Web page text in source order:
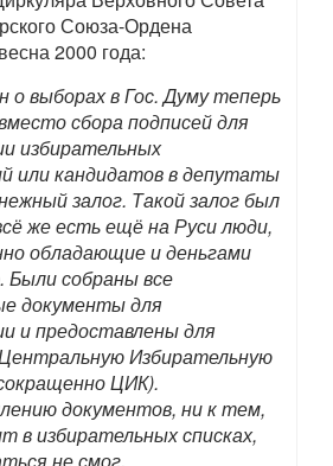
Союза-Ордена
2000 года:
о выборах в Гос. Думу теперь
сбора подписей для
избирательных
или кандидатов в депутаты
залог. Такой залог был
же есть ещё на Руси люди,
обладающие и деньгами
Были собраны все
документы для
и предоставлены для
Избирательную
ЦИК).
документов, ни к тем,
в избирательных списках,